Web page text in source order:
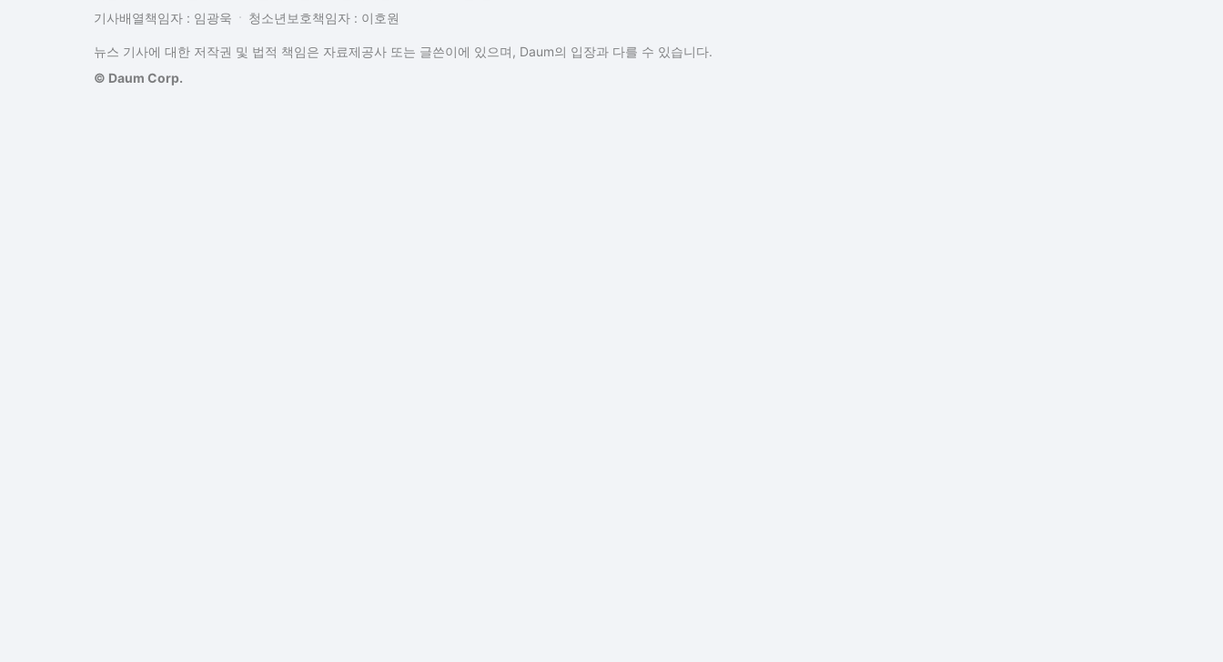
기사배열책임자 : 임광욱
청소년보호책임자 : 이호원
뉴스 기사에 대한 저작권 및 법적 책임은 자료제공사 또는 글쓴이에 있으며, Daum의 입장과 다를 수 있습니다.
© Daum Corp.